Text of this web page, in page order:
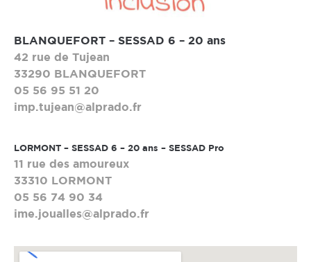
BLANQUEFORT – SESSAD 6 – 20 ans
42 rue de Tujean
33290 BLANQUEFORT
05 56 95 51 20
imp.tujean@alprado.fr
LORMONT – SESSAD 6 – 20 ans – SESSAD Pro
11 rue des amoureux
33310 LORMONT
05 56 74 90 34
ime.joualles@alprado.fr